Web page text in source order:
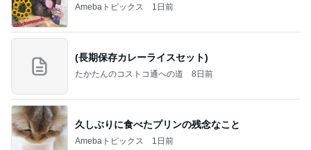
Amebaトピックス 1日前
(長期保存カレーライスセット)
たかたんのコストコ通への道 8日前
久しぶりに食べたプリンの残念なこと
Amebaトピックス 1日前